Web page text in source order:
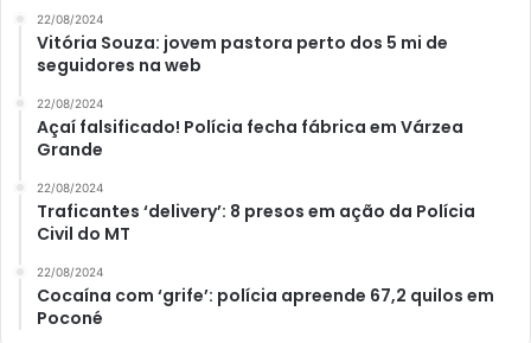
22/08/2024
Vitória Souza: jovem pastora perto dos 5 mi de
seguidores na web
22/08/2024
Açaí falsificado! Polícia fecha fábrica em Várzea
Grande
22/08/2024
Traficantes ‘delivery’: 8 presos em ação da Polícia
Civil do MT
22/08/2024
Cocaína com ‘grife’: polícia apreende 67,2 quilos em
Poconé